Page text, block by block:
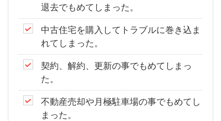
退去でもめてしまった。
中古住宅を購入してトラブルに巻き込ま
れてしまった。
契約、解約、更新の事でもめてしまっ
た。
不動産売却や月極駐車場の事でもめてし
まった。